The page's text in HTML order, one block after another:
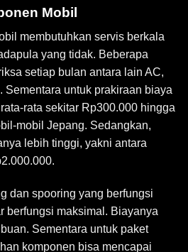
Mobil
membutuhkan servis berkala
yang tidak. Beberapa
setiap bulan antara lain AC,
Sementara untuk prakiraan biaya
rata sekitar Rp300.000 hingga
mobil Jepang. Sedangkan,
lebih tinggi, yakni antara
dan spooring yang berfungsi
berfungsi maksimal. Biayanya
Sementara untuk paket
komponen bisa mencapai